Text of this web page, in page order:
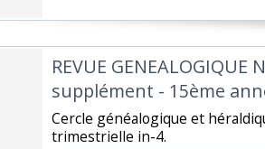
‎REVUE GENEALOGIQUE
supplément - 15ème
‎Cercle généalogique et
trimestrielle in-4.‎